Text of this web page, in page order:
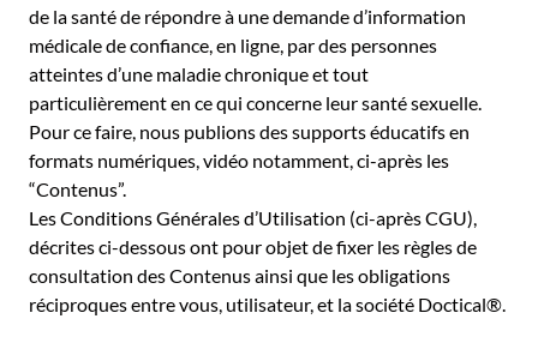
de la santé de répondre à une demande d’information
médicale de confiance, en ligne, par des personnes
atteintes d’une maladie chronique et tout
particulièrement en ce qui concerne leur santé sexuelle.
Pour ce faire, nous publions des supports éducatifs en
formats numériques, vidéo notamment, ci-après les
“Contenus”.
Les Conditions Générales d’Utilisation (ci-après CGU),
décrites ci-dessous ont pour objet de fixer les règles de
consultation des Contenus ainsi que les obligations
réciproques entre vous, utilisateur, et la société Doctical®.